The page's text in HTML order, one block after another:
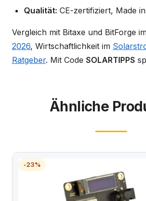
Qualität: CE-zertifiziert, Made
Vergleich mit Bitaxe und BitForge
2026, Wirtschaftlichkeit im
Ratgeber. Mit Code SOLARTIPPS
Ähnliche
-23%